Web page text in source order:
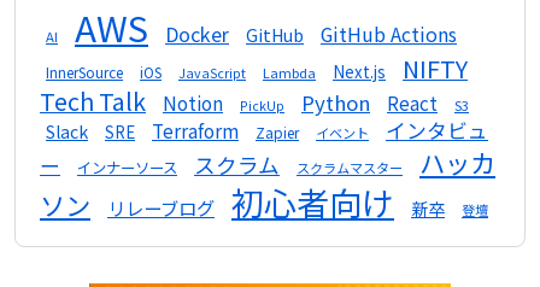
AI AWS Docker GitHub GitHub Actions
InnerSource iOS JavaScript Lambda Next.js
NIFTY
Tech Talk
Notion PickUp Python React S3
Slack SRE Terraform Zapier イベント
インタビュ
ー
インナーソース スクラム スクラムマスター
ハッカ
ソン
リレーブログ 初心者向け 新卒 登壇